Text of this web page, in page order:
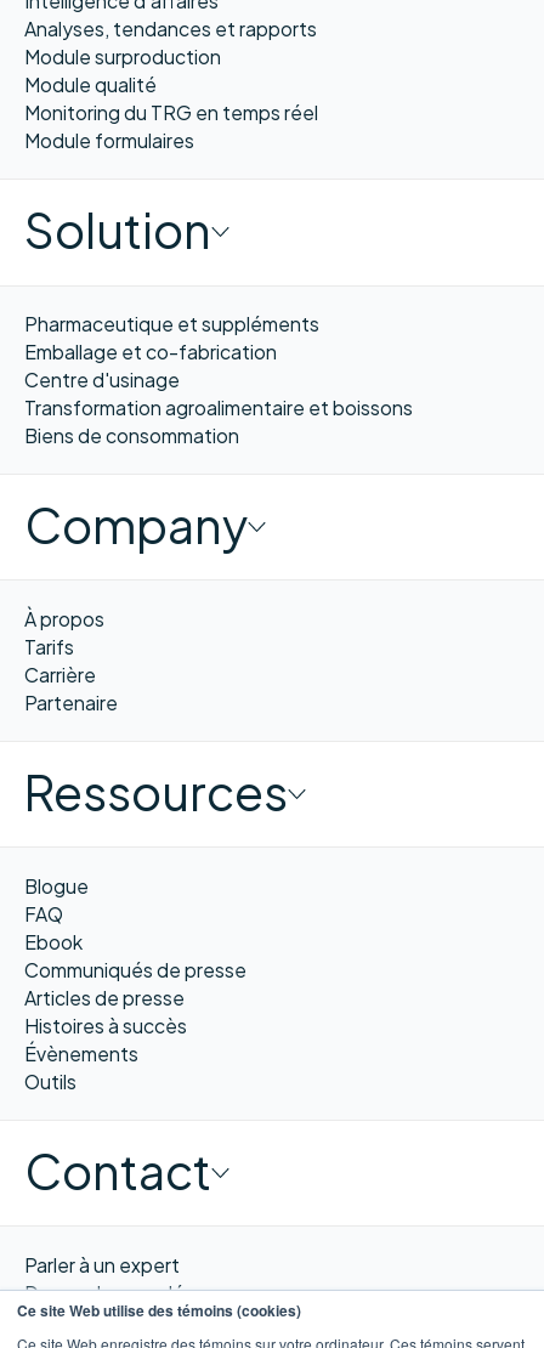
Ce site Web utilise des témoins (cookies)
Ce site Web enregistre des témoins sur votre ordinateur. Ces témoins servent
Analyses, tendances et rapports
Module surproduction
Module qualité
Monitoring du TRG en temps réel
Module formulaires
Solution
Pharmaceutique et suppléments
Emballage et co-fabrication
Centre d'usinage
Transformation agroalimentaire et boissons
Biens de consommation
Company
À propos
Tarifs
Carrière
Partenaire
Ressources
Blogue
FAQ
Ebook
Communiqués de presse
Articles de presse
Histoires à succès
Évènements
Outils
Contact
Parler à un expert
Demander une démo
Obtenir un devis